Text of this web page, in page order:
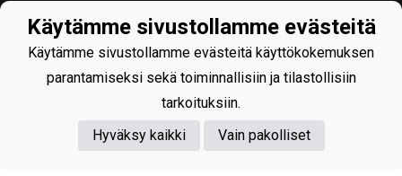
Käytämme sivustollamme evästeitä
Käytämme sivustollamme evästeitä käyttökokemuksen
parantamiseksi sekä toiminnallisiin ja tilastollisiin
tarkoituksiin.
Hyväksy kaikki
Vain pakolliset